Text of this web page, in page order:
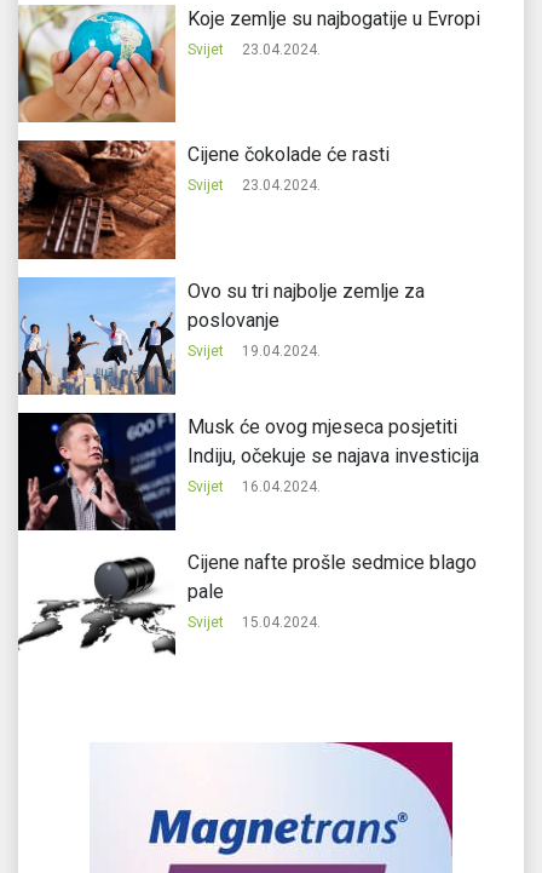
Koje zemlje su najbogatije u Evropi
Svijet 23.04.2024.
Cijene čokolade će rasti
Svijet 23.04.2024.
Ovo su tri najbolje zemlje za
poslovanje
Svijet 19.04.2024.
Musk će ovog mjeseca posjetiti
Indiju, očekuje se najava investicija
Svijet 16.04.2024.
Cijene nafte prošle sedmice blago
pale
Svijet 15.04.2024.